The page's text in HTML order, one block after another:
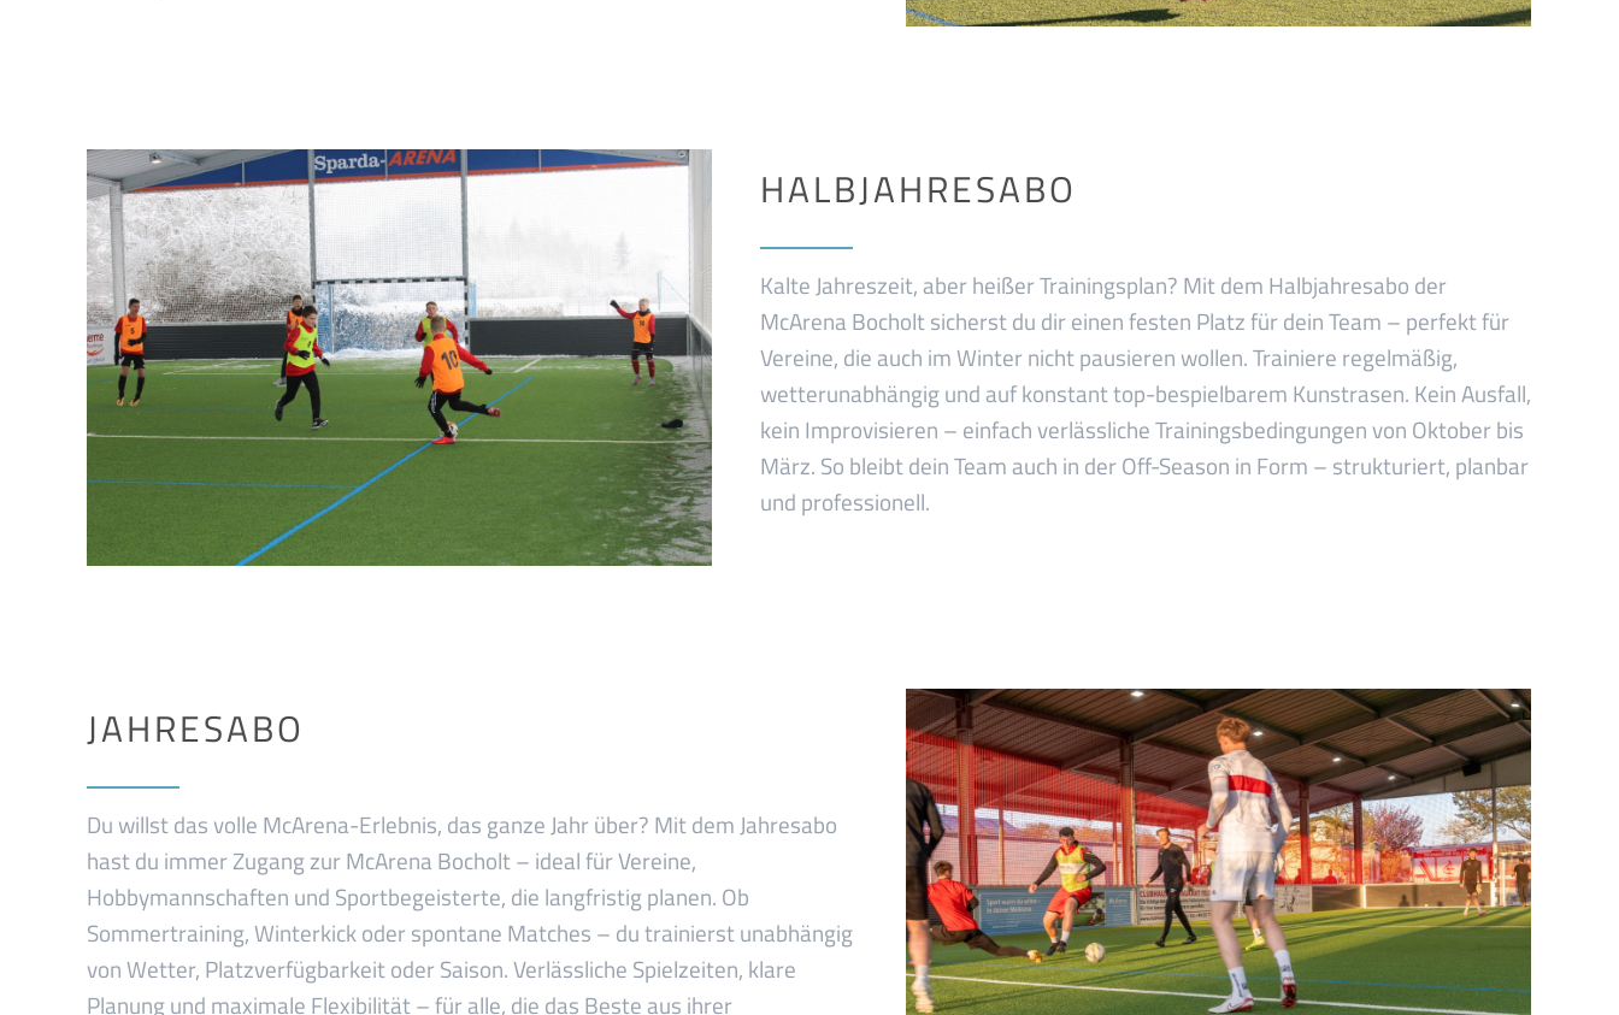
HALBJAHRESABO
Kalte Jahreszeit, aber heißer Trainingsplan? Mit dem Halbjahresabo der
McArena Bocholt sicherst du dir einen festen Platz für dein Team – perfekt für
Vereine, die auch im Winter nicht pausieren wollen. Trainiere regelmäßig,
wetterunabhängig und auf konstant top-bespielbarem Kunstrasen. Kein Ausfall,
kein Improvisieren – einfach verlässliche Trainingsbedingungen von Oktober bis
März. So bleibt dein Team auch in der Off-Season in Form – strukturiert, planbar
und professionell.
JAHRESABO
Du willst das volle McArena-Erlebnis, das ganze Jahr über? Mit dem Jahresabo
hast du immer Zugang zur McArena Bocholt – ideal für Vereine,
Hobbymannschaften und Sportbegeisterte, die langfristig planen. Ob
Sommertraining, Winterkick oder spontane Matches – du trainierst unabhängig
von Wetter, Platzverfügbarkeit oder Saison. Verlässliche Spielzeiten, klare
Planung und maximale Flexibilität – für alle, die das Beste aus ihrer